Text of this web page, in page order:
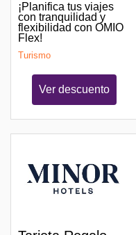
¡Planifica tus viajes
con tranquilidad y
flexibilidad con OMIO
Flex!
Turismo
Ver descuento